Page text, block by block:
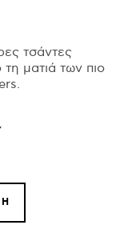
τσάντες
ματιά των πιο